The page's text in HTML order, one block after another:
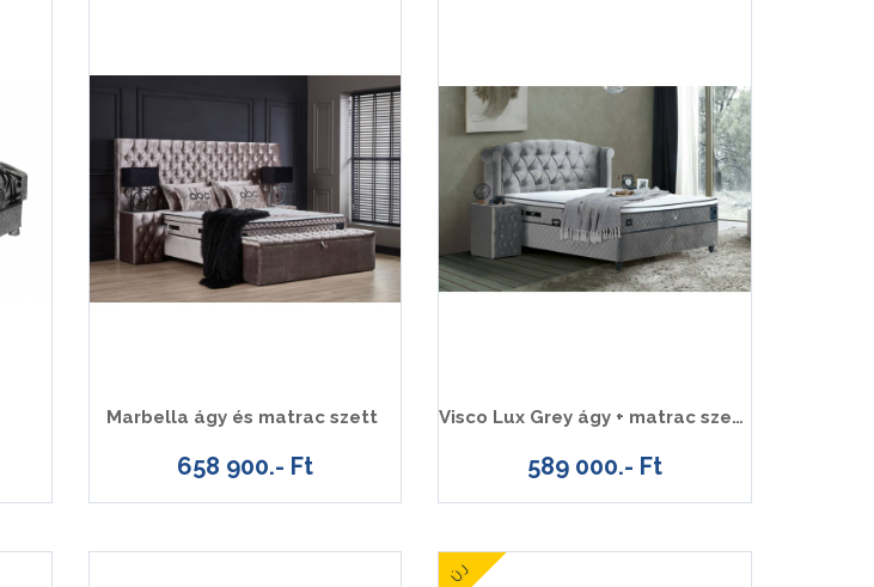
Marbella ágy és matrac szett
658 900.- Ft
Visco Lux Grey ágy + matrac szett
589 000.- Ft
ÚJ